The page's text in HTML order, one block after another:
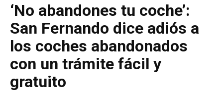
‘No abandones tu coche’:
San Fernando dice adiós a
los coches abandonados
con un trámite fácil y
gratuito